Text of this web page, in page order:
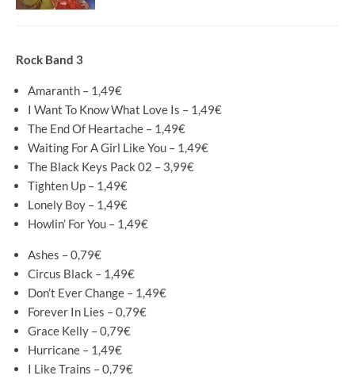
Rock Band 3
Amaranth – 1,49€
I Want To Know What Love Is – 1,49€
The End Of Heartache – 1,49€
Waiting For A Girl Like You – 1,49€
The Black Keys Pack 02 – 3,99€
Tighten Up – 1,49€
Lonely Boy – 1,49€
Howlin’ For You – 1,49€
Ashes – 0,79€
Circus Black – 1,49€
Don’t Ever Change – 1,49€
Forever In Lies – 0,79€
Grace Kelly – 0,79€
Hurricane – 1,49€
I Like Trains – 0,79€